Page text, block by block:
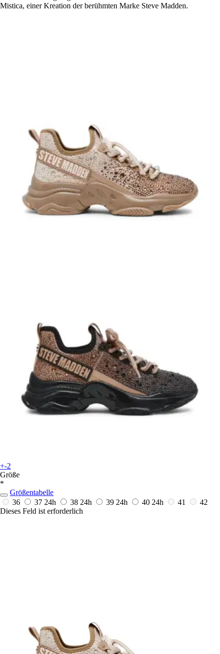
Mistica, einer Kreation der berühmten Marke Steve Madden.
+-2
Größe
*
Größentabelle
36
37 24h 38 24h 39 24h 40 24h 41
42
Dieses Feld ist erforderlich